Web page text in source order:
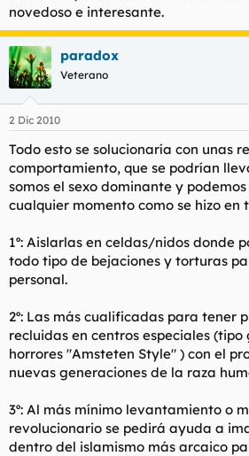
novedoso e interesante.
paradox
Veterano
2 Dic 2010
Todo esto se solucionaría con unas
comportamiento, que se podrían
somos el sexo dominante y
cualquier momento como se hizo en
1º: Aislarlas en celdas/nidos donde
todo tipo de bejaciones y torturas
personal.
2º: Las más cualificadas para tener
recluidas en centros especiales
horrores "Amsteten Style" ) con el
nuevas generaciones de la raza
3º: Al más mínimo levantamiento o
revolucionario se pedirá ayuda a
dentro del islamismo más arcaico